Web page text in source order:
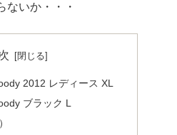
ないか・・・
2012 レディース XL
ブラック L